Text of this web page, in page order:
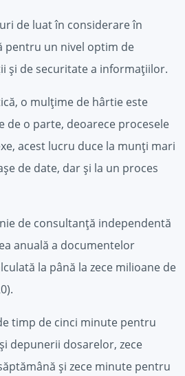
de luat în considerare în
pentru un nivel optim de
și de securitate a informațiilor.
o mulțime de hârtie este
de o parte, deoarece procesele
acest lucru duce la munți mari
de date, dar și la un proces
de consultanță independentă
anuală a documentelor
la până la zece milioane de
timp de cinci minute pentru
depunerii dosarelor, zece
și zece minute pentru